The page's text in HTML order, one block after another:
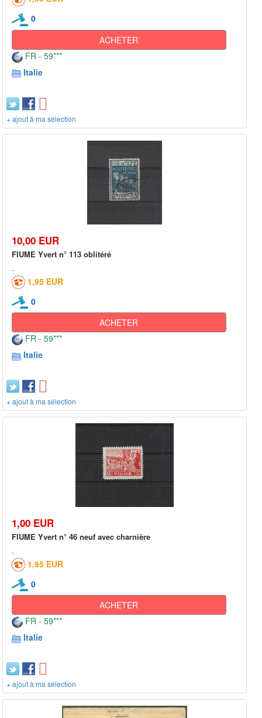
0
ACHETER
FR - 59***
Italie
+ ajout à ma sélection
10,00 EUR
FIUME Yvert n° 113 oblitéré
1,95 EUR
0
ACHETER
FR - 59***
Italie
+ ajout à ma sélection
1,00 EUR
FIUME Yvert n° 46 neuf avec charnière
1,95 EUR
0
ACHETER
FR - 59***
Italie
+ ajout à ma sélection